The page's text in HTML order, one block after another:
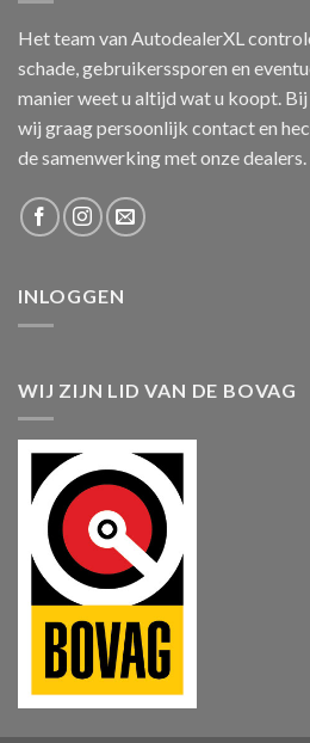
Het team van AutodealerXL
schade, gebruikerssporen en
manier weet u altijd wat u koopt.
wij graag persoonlijk contact en
de samenwerking met onze dealers.
INLOGGEN
WIJ ZIJN LID VAN DE BOVAG